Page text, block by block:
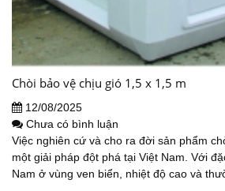
Chòi bảo vệ chịu gió 1,5 x 1,5 m
12/08/2025
Chưa có bình luận
Việc nghiên cứ và cho ra đời sản phẩm
một giải pháp đột phá tại Việt Nam. Với
Nam ở vùng ven biển, nhiệt độ cao và